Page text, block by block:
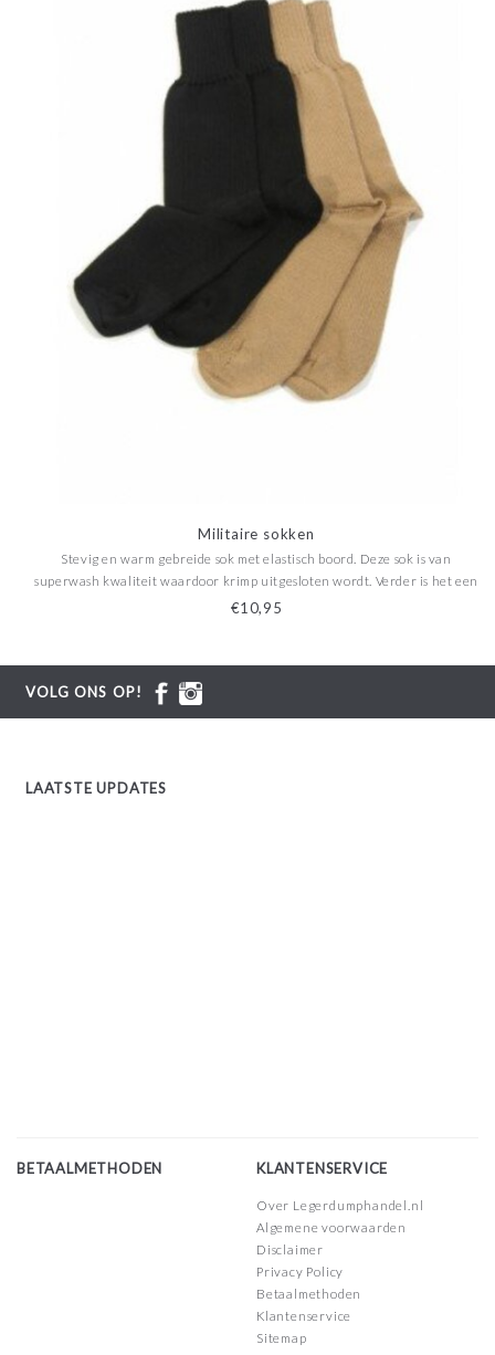
Militaire sokken
Stevig en warm gebreide sok met elastisch boord. Deze sok is van
superwash kwaliteit waardoor krimp uitgesloten wordt. Verder is het een
handgekettelde sok waardoor kleur/maat markeringsdraad niet kan
€10,95
VOLG ONS OP!
LAATSTE UPDATES
BETAALMETHODEN KLANTENSERVICE
Over Legerdumphandel.nl
Algemene voorwaarden
Disclaimer
Privacy Policy
Betaalmethoden
Klantenservice
Sitemap